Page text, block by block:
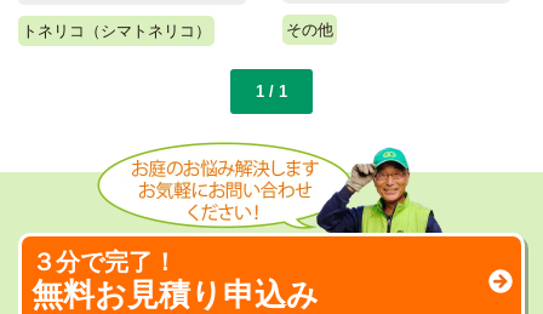
トネリコ（シマトネリコ） その他
1 / 1
３分で完了！
無料お見積り申込み